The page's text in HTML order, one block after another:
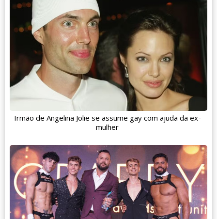
Irmão de Angelina Jolie se assume gay com ajuda da ex-
mulher